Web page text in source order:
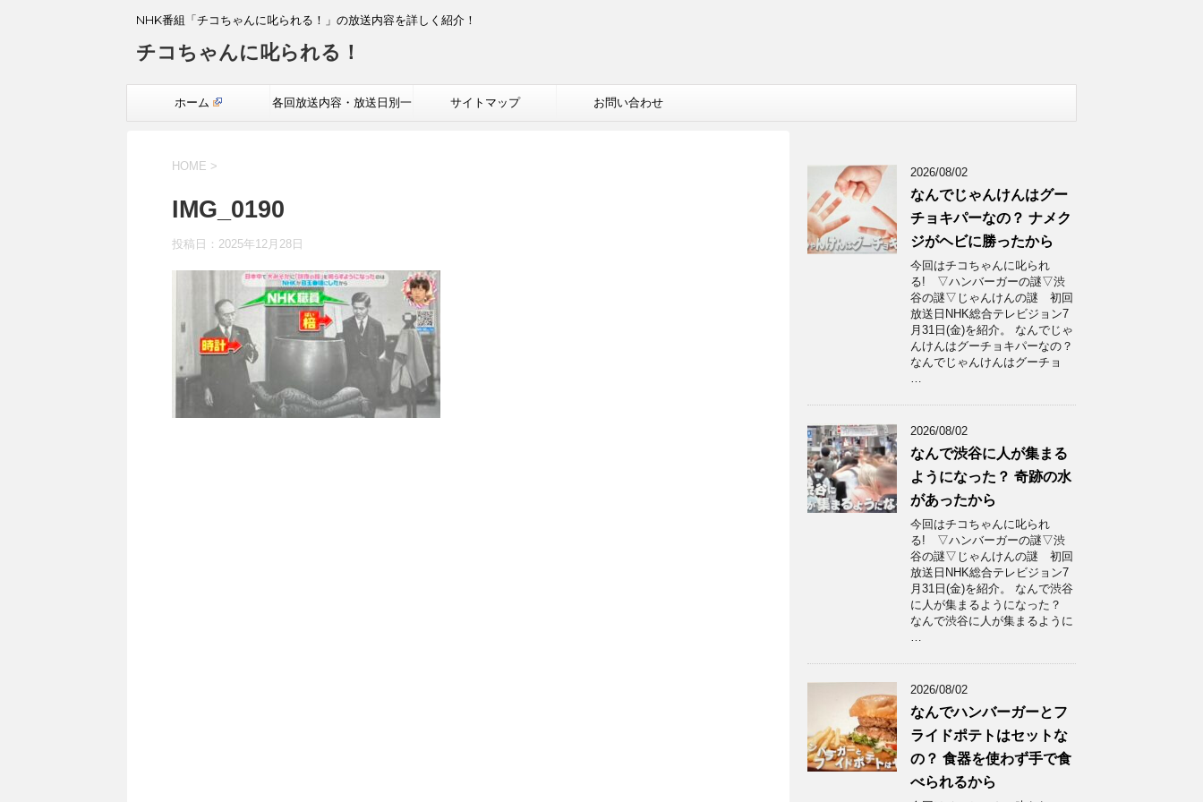
NHK番組「チコちゃんに叱られる！」の放送内容を詳しく紹介！
チコちゃんに叱られる！
ホーム 各回放送内容・放送日別一 サイトマップ お問い合わせ
HOME >
IMG_0190
投稿日： 2025年12月28日
2026/08/02
なんでじゃんけんはグー
チョキパーなの？ ナメク
ジがヘビに勝ったから
今回はチコちゃんに叱られ
る! ▽ハンバーガーの謎▽渋
谷の謎▽じゃんけんの謎 初回
放送日NHK総合テレビジョン7
月31日(金)を紹介。 なんでじゃ
んけんはグーチョキパーなの？
なんでじゃんけんはグーチョ
…
2026/08/02
なんで渋谷に人が集まる
ようになった？ 奇跡の水
があったから
今回はチコちゃんに叱られ
る! ▽ハンバーガーの謎▽渋
谷の謎▽じゃんけんの謎 初回
放送日NHK総合テレビジョン7
月31日(金)を紹介。 なんで渋谷
に人が集まるようになった？
なんで渋谷に人が集まるように
…
2026/08/02
なんでハンバーガーとフ
ライドポテトはセットな
の？ 食器を使わず手で食
べられるから